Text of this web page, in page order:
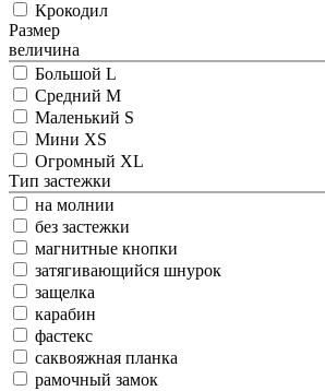
Крокодил
Размер
величина
Большой L
Средний M
Маленький S
Мини XS
Огромный XL
Тип застежки
на молнии
без застежки
магнитные кнопки
затягивающийся шнурок
защелка
карабин
фастекс
саквояжная планка
рамочный замок